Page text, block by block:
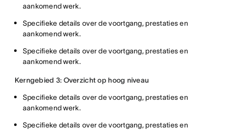
aankomend werk.
Specifieke details over de voortgang, prestaties en
aankomend werk.
Specifieke details over de voortgang, prestaties en
aankomend werk.
Kerngebied 3: Overzicht op hoog niveau
Specifieke details over de voortgang, prestaties en
aankomend werk.
Specifieke details over de voortgang, prestaties en